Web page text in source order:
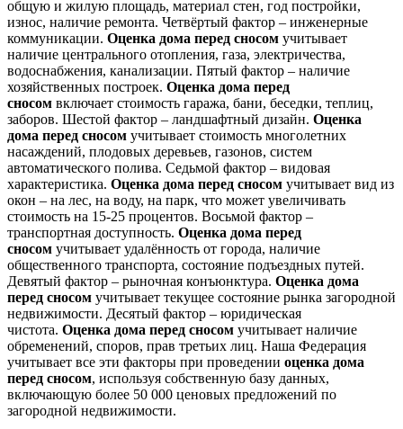
общую и жилую площадь, материал стен, год постройки,
износ, наличие ремонта. Четвёртый фактор – инженерные
коммуникации. Оценка дома перед сносом учитывает
наличие центрального отопления, газа, электричества,
водоснабжения, канализации. Пятый фактор – наличие
хозяйственных построек. Оценка дома перед
сносом включает стоимость гаража, бани, беседки, теплиц,
заборов. Шестой фактор – ландшафтный дизайн. Оценка
дома перед сносом учитывает стоимость многолетних
насаждений, плодовых деревьев, газонов, систем
автоматического полива. Седьмой фактор – видовая
характеристика. Оценка дома перед сносом учитывает вид из
окон – на лес, на воду, на парк, что может увеличивать
стоимость на 15-25 процентов. Восьмой фактор –
транспортная доступность. Оценка дома перед
сносом учитывает удалённость от города, наличие
общественного транспорта, состояние подъездных путей.
Девятый фактор – рыночная конъюнктура. Оценка дома
перед сносом учитывает текущее состояние рынка загородной
недвижимости. Десятый фактор – юридическая
чистота. Оценка дома перед сносом учитывает наличие
обременений, споров, прав третьих лиц. Наша Федерация
учитывает все эти факторы при проведении оценка дома
перед сносом, используя собственную базу данных,
включающую более 50 000 ценовых предложений по
загородной недвижимости.